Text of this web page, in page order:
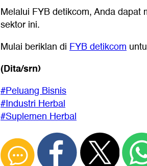
Melalui FYB detikcom, Anda
sektor ini.
Mulai beriklan di FYB detikcom
(Dita/srn)
#Peluang Bisnis
#Industri Herbal
#Suplemen Herbal